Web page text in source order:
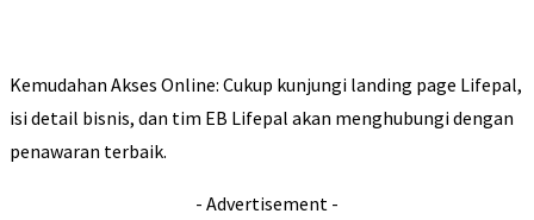
Kemudahan Akses Online: Cukup kunjungi landing page Lifepal,
isi detail bisnis, dan tim EB Lifepal akan menghubungi dengan
penawaran terbaik.
- Advertisement -